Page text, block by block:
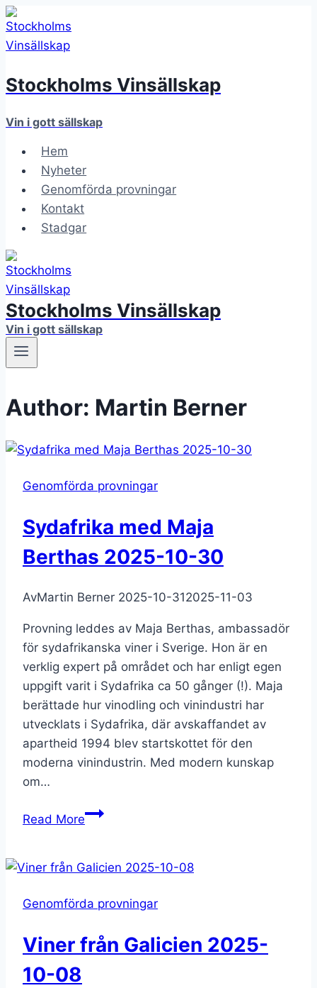
Skip
to
content
Stockholms Vinsällskap
Vin i gott sällskap
Hem
Nyheter
Genomförda provningar
Kontakt
Stadgar
Stockholms Vinsällskap
Vin i gott sällskap
Author: Martin Berner
Genomförda provningar
Sydafrika med Maja
Berthas 2025-10-30
AvMartin Berner 2025-10-312025-11-03
Provning leddes av Maja Berthas, ambassadör
för sydafrikanska viner i Sverige. Hon är en
verklig expert på området och har enligt egen
uppgift varit i Sydafrika ca 50 gånger (!). Maja
berättade hur vinodling och vinindustri har
utvecklats i Sydafrika, där avskaffandet av
apartheid 1994 blev startskottet för den
moderna vinindustrin. Med modern kunskap
om…
Read MoreSydafrika
Berthas
10-
Genomförda provningar
Viner från Galicien 2025-
10-08